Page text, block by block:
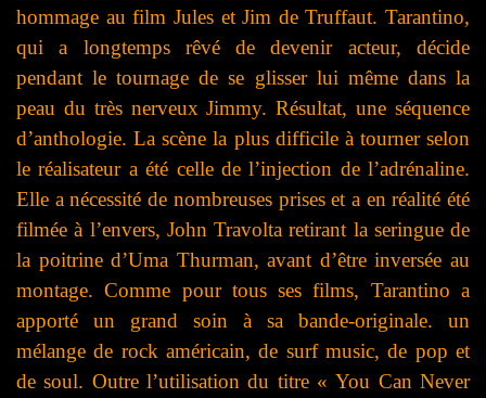
hommage au film Jules et Jim de Truffaut. Tarantino,
qui a longtemps rêvé de devenir acteur, décide
pendant le tournage de se glisser lui même dans la
peau du très nerveux Jimmy. Résultat, une séquence
d’anthologie. La scène la plus difficile à tourner selon
le réalisateur a été celle de l’injection de l’adrénaline.
Elle a nécessité de nombreuses prises et a en réalité été
filmée à l’envers, John Travolta retirant la seringue de
la poitrine d’Uma Thurman, avant d’être inversée au
montage. Comme pour tous ses films, Tarantino a
apporté un grand soin à sa bande-originale. un
mélange de rock américain, de surf music, de pop et
de soul. Outre l’utilisation du titre « You Can Never